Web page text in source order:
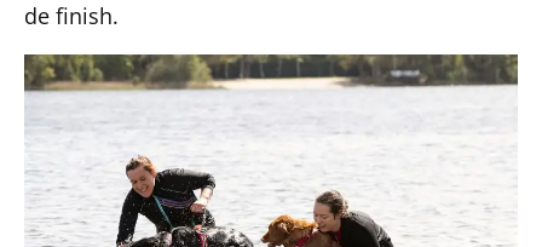
de finish.